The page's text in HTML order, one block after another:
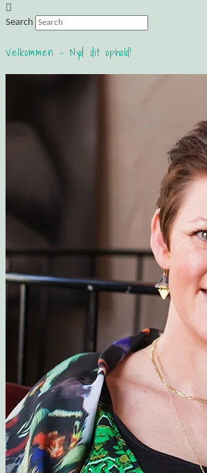
Search
Velkommen – Nyd dit ophold!